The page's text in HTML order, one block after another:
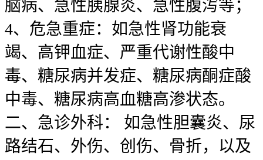
脑病、急性胰腺炎、急性腹泻等；
4、危急重症：如急性肾功能衰
竭、高钾血症、严重代谢性酸中
毒、糖尿病并发症、糖尿病酮症酸
中毒、糖尿病高血糖高渗状态。
二、急诊外科： 如急性胆囊炎、尿
路结石、外伤、创伤、骨折，以及